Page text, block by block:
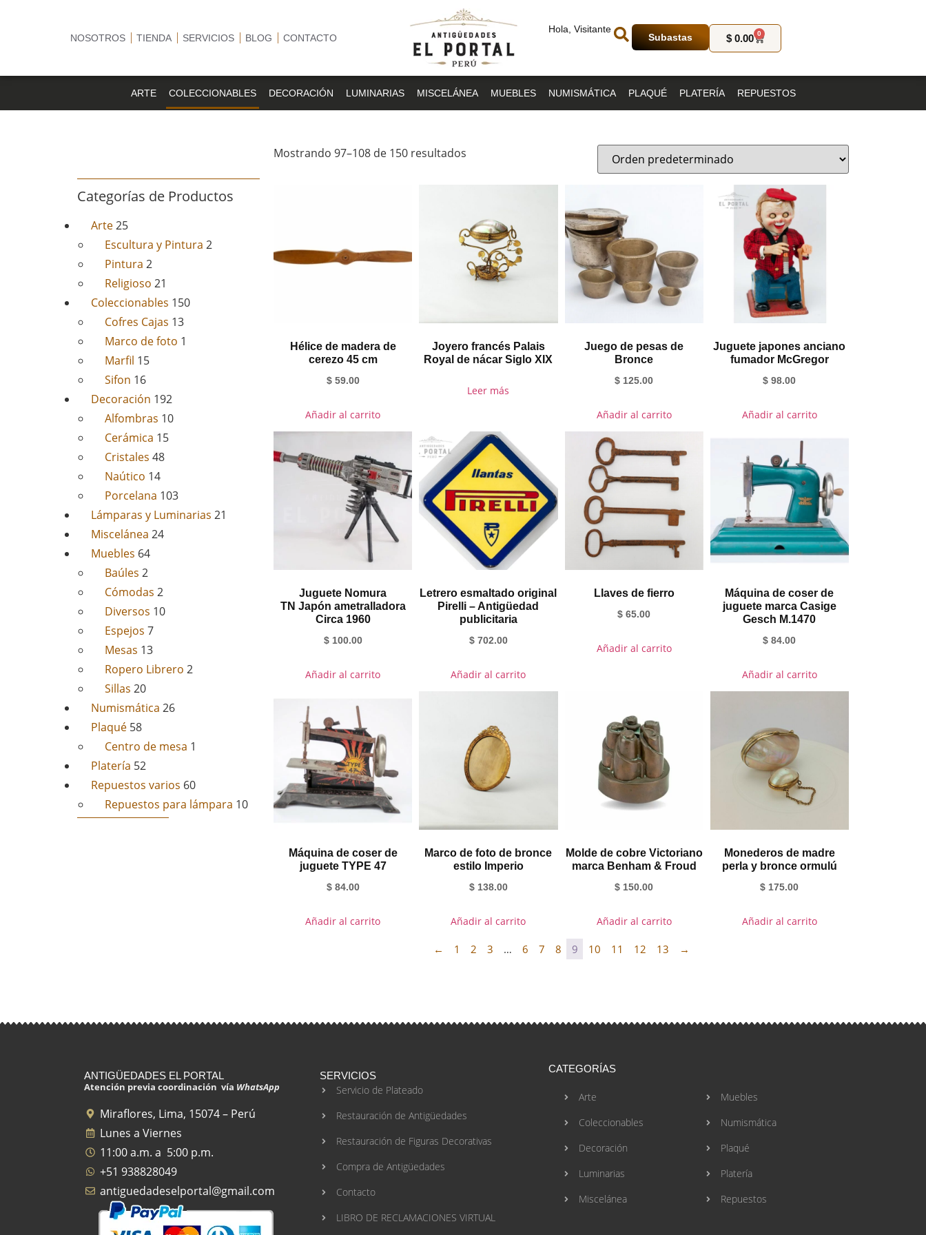
NOSOTROS TIENDA SERVICIOS BLOG CONTACTO
Hola, Visitante
Subastas $ 0.00 0
ARTE COLECCIONABLES DECORACIÓN LUMINARIAS MISCELÁNEA MUEBLES NUMISMÁTICA PLAQUÉ PLATERÍA REPUESTOS
Categorías de Productos
Arte25
Escultura y Pintura 2
Pintura 2
Religioso 21
Coleccionables 150
Cofres Cajas 13
Marco de foto 1
Marfil 15
Sifon 16
Decoración 192
Alfombras 10
Cerámica 15
Cristales 48
Naútico 14
Porcelana 103
Lámparas y Luminarias 21
Miscelánea 24
Muebles 64
Baúles 2
Cómodas 2
Diversos 10
Espejos 7
Mesas 13
Ropero Librero 2
Sillas 20
Numismática 26
Plaqué 58
Centro de mesa 1
Platería 52
Repuestos varios 60
Repuestos para lámpara 10
Mostrando 97–108 de 150 resultados
Hélice de madera de
cerezo 45 cm
$59.00
Añadir al carrito
Joyero francés Palais
Royal de nácar Siglo XIX
Leer más
Juego de pesas de
Bronce
$ 125.00
Añadir al carrito
Juguete japones anciano
fumador McGregor
$ 98.00
Añadir al carrito
Juguete Nomura
TN Japón ametralladora
Circa 1960
$100.00
Añadir al carrito
Letrero esmaltado original
Pirelli – Antigüedad
publicitaria
$702.00
Añadir al carrito
Llaves de fierro
$ 65.00
Añadir al carrito
Máquina de coser de
juguete marca Casige
Gesch M.1470
$ 84.00
Añadir al carrito
Máquina de coser de
juguete TYPE 47
$84.00
Añadir al carrito
Marco de foto de bronce
estilo Imperio
$138.00
Añadir al carrito
Molde de cobre Victoriano
marca Benham & Froud
$ 150.00
Añadir al carrito
Monederos de madre
perla y bronce ormulú
$ 175.00
Añadir al carrito
← 1 2 3 … 6 7 8 9 10 11 12 13 →
ANTIGÜEDADES EL PORTAL
Atención previa coordinación vía WhatsApp
Miraflores, Lima, 15074 – Perú
Lunes a Viernes
11:00 a.m. a 5:00 p.m.
+51 938828049
antiguedadeselportal@gmail.com
SERVICIOS
Servicio de Plateado
Restauración de Antigüedades
Restauración de Figuras Decorativas
Compra de Antigüedades
Contacto
LIBRO DE RECLAMACIONES VIRTUAL
CATEGORÍAS
Arte
Coleccionables
Decoración
Luminarias
Miscelánea
Muebles
Numismática
Plaqué
Platería
Repuestos